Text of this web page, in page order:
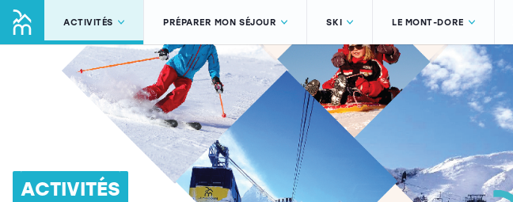
ACTIVITÉS PRÉPARER MON SÉJOUR SKI LE MONT-DORE
ACTIVITÉS